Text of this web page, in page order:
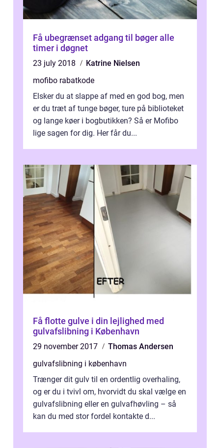
Få ubegrænset adgang til bøger alle
timer i døgnet
23 july 2018
Katrine Nielsen
mofibo rabatkode
Elsker du at slappe af med en god bog, men
er du træt af tunge bøger, ture på biblioteket
og lange køer i bogbutikken? Så er Mofibo
lige sagen for dig. Her får du...
Få flotte gulve i din lejlighed med
gulvafslibning i København
29 november 2017
Thomas Andersen
gulvafslibning i københavn
Trænger dit gulv til en ordentlig overhaling,
og er du i tvivl om, hvorvidt du skal vælge en
gulvafslibning eller en gulvafhøvling – så
kan du med stor fordel kontakte d...